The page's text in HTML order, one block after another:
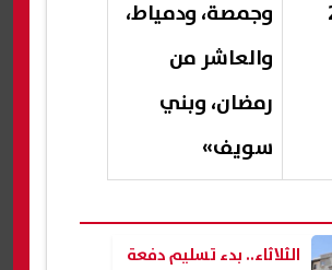
وجمصة، ودمياط،
والعاشر من
رمضان، وبني
سويف»
الثلاثاء.. بدء تسليم دفعة